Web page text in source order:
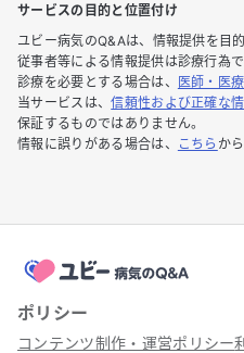
サービスの目的と位置付け
ユビー病気のQ&Aは、情報提供を目
従事者等による情報提供は診療行為で
診療を必要とする場合は、
医師・医
当サービスは、信頼性および正確な
保証するものではありません。
情報に誤りがある場合は、
こちら か
ポリシー
コンテンツ制作・運営ポリシー